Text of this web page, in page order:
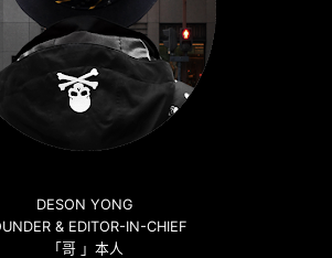
DESON YONG
& EDITOR-IN-CHIEF
「哥 」本人